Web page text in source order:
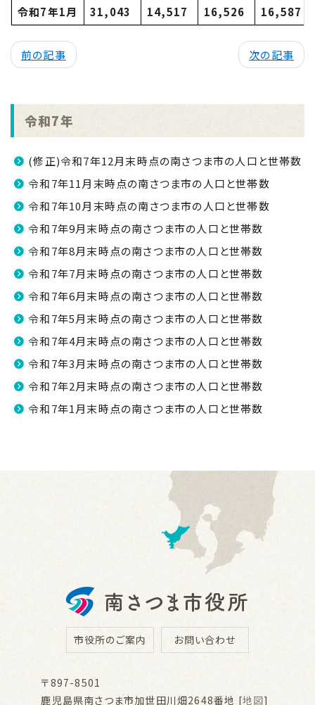
令和7年1月
31,043 14,517 16,526 16,587
前の記事 次の記事
令和7年
(修正)令和7年12月末時点の南さつま市の人口と世帯数
令和7年11月末時点の南さつま市の人口と世帯数
令和7年10月末時点の南さつま市の人口と世帯数
令和7年9月末時点の南さつま市の人口と世帯数
令和7年8月末時点の南さつま市の人口と世帯数
令和7年7月末時点の南さつま市の人口と世帯数
令和7年6月末時点の南さつま市の人口と世帯数
令和7年5月末時点の南さつま市の人口と世帯数
令和7年4月末時点の南さつま市の人口と世帯数
令和7年3月末時点の南さつま市の人口と世帯数
令和7年2月末時点の南さつま市の人口と世帯数
令和7年1月末時点の南さつま市の人口と世帯数
市役所のご案内 お問い合わせ
〒897-8501
鹿児島県南さつま市加世田川畑2648番地 [地図]